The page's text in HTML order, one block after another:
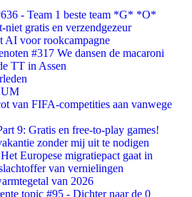
- Team 1 beste team *G* *O*
gratis en verzendgezeur
AI voor rookcampagne
#317 We dansen de macaroni
TT in Assen
van FIFA-competities aan vanwege
9: Gratis en free-to-play games!
zonder mij uit te nodigen
Europese migratiepact gaat in
van vernielingen
van 2026
topic #95 - Dichter naar de 0